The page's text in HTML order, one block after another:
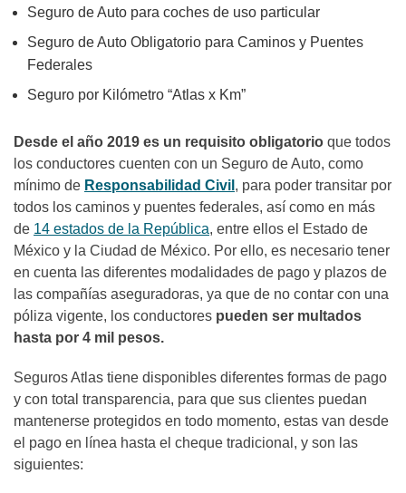
Seguro de Auto para coches de uso particular
Seguro de Auto Obligatorio para Caminos y Puentes
Federales
Seguro por Kilómetro “Atlas x Km”
Desde el año 2019 es un requisito obligatorio que todos
los conductores cuenten con un Seguro de Auto, como
mínimo de Responsabilidad Civil , para poder transitar por
todos los caminos y puentes federales, así como en más
de 14 estados de la República, entre ellos el Estado de
México y la Ciudad de México. Por ello, es necesario tener
en cuenta las diferentes modalidades de pago y plazos de
las compañías aseguradoras, ya que de no contar con una
póliza vigente, los conductores pueden ser multados
hasta por 4 mil pesos.
Seguros Atlas tiene disponibles diferentes formas de pago
y con total transparencia, para que sus clientes puedan
mantenerse protegidos en todo momento, estas van desde
el pago en línea hasta el cheque tradicional, y son las
siguientes: